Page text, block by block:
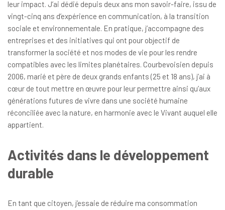
leur impact. J’ai dédié depuis deux ans mon savoir-faire, issu de
vingt-cinq ans d’expérience en communication, à la transition
sociale et environnementale. En pratique, j’accompagne des
entreprises et des initiatives qui ont pour objectif de
transformer la société et nos modes de vie pour les rendre
compatibles avec les limites planétaires. Courbevoisien depuis
2006, marié et père de deux grands enfants (25 et 18 ans), j’ai à
cœur de tout mettre en œuvre pour leur permettre ainsi qu’aux
générations futures de vivre dans une société humaine
réconciliée avec la nature, en harmonie avec le Vivant auquel elle
appartient.
Activités dans le développement
durable
En tant que citoyen, j’essaie de réduire ma consommation